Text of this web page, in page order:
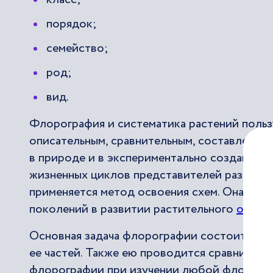
порядок;
семейство;
род;
вид.
Флорография и систематика растений
описательным, сравнительным,
в природе и в экспериментально созданных
жизненных циклов представителей
применяется метод освоения схем. Она
поколений в развитии растительного
Основная задача флорографии состоит в
ее частей. Также ею проводится